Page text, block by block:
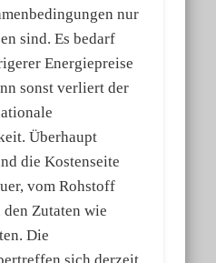
nur
sind. Es bedarf
Energiepreise
sonst verliert der
Überhaupt
die Kostenseite
vom Rohstoff
Zutaten wie
Die